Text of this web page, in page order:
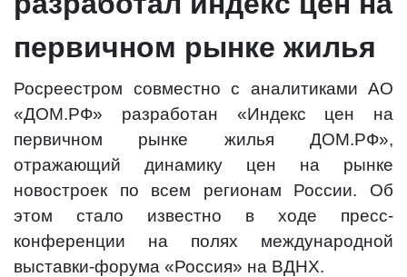
первичном рынке жилья
Росреестром совместно с аналитиками АО
«ДОМ.РФ» разработан «Индекс цен на
первичном рынке жилья ДОМ.РФ»,
отражающий динамику цен на рынке
новостроек по всем регионам России. Об
этом стало известно в ходе пресс-
конференции на полях международной
выставки-форума «Россия» на ВДНХ.